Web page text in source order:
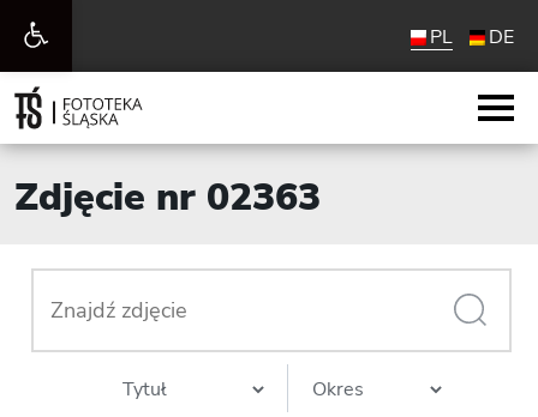
Otwórz
pasek
narzędzi
PL DE
Zdjęcie nr 02363